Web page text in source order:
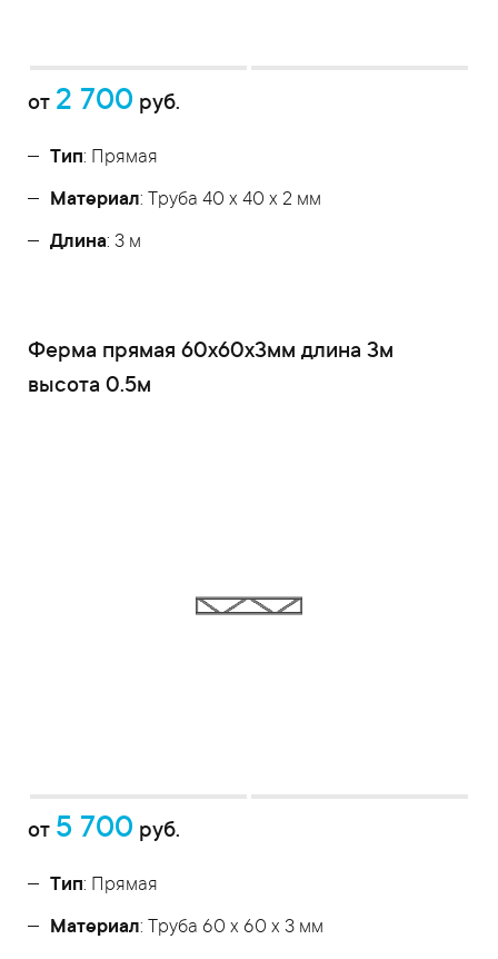
от 2 700 руб.
Тип: Прямая
Материал: Труба 40 x 40 x 2 мм
Длина: 3 м
Ферма прямая 60x60x3мм длина 3м
высота 0.5м
от 5 700 руб.
Тип: Прямая
Материал: Труба 60 x 60 x 3 мм